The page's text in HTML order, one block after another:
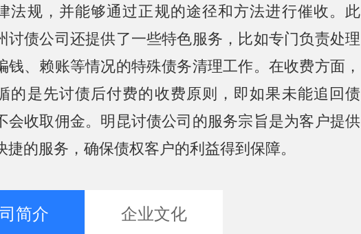
法规，并能够通过正规的途径和方法进行催收。此
讨债公司还提供了一些特色服务，比如专门负责处理
钱、赖账等情况的特殊债务清理工作。在收费方面，
的是先讨债后付费的收费原则，即如果未能追回债
会收取佣金。明昆讨债公司的服务宗旨是为客户提供
捷的服务，确保债权客户的利益得到保障。
简介 企业文化